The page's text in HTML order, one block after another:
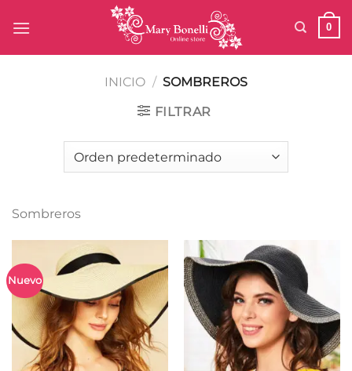
0
INICIO / SOMBREROS
FILTRAR
Sombreros
Nuevo